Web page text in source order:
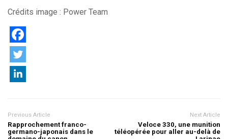
Crédits image : Power Team
Previous Article
Rapprochement franco-
germano-japonais dans le
Next Article
Veloce 330, une munition
téléopérée pour aller au-delà de